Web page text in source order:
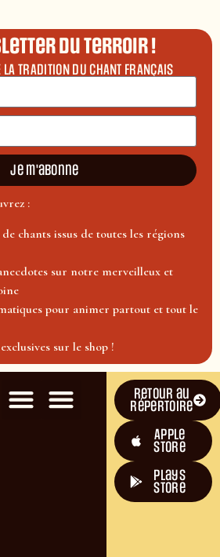
du terroir !
TRADITION DU CHANT FRANÇAIS
Je m'abonne
:
chants issus de toutes les régions
sur notre merveilleux et
pour animer partout et tout le
sur le shop !
Retour au
répertoire
Apple
Store
plays
store